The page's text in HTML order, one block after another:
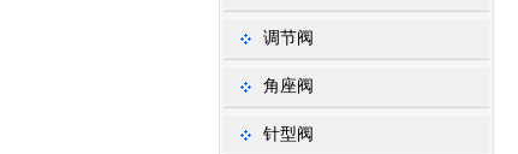
调节阀
角座阀
针型阀